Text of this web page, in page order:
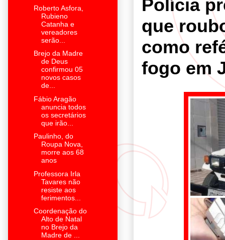
Polícia
que
como
fogo em
Roberto Asfora,
Rubieno
Catanha e
vereadores
serão...
Brejo da Madre
de Deus
confirmou 05
novos casos
de...
Fábio Aragão
anuncia todos
os secretários
que irão...
Paulinho, do
Roupa Nova,
morre aos 68
anos
Professora Irla
Tavares não
resiste aos
ferimentos...
Coordenação do
Alto de Natal
no Brejo da
Madre de ...